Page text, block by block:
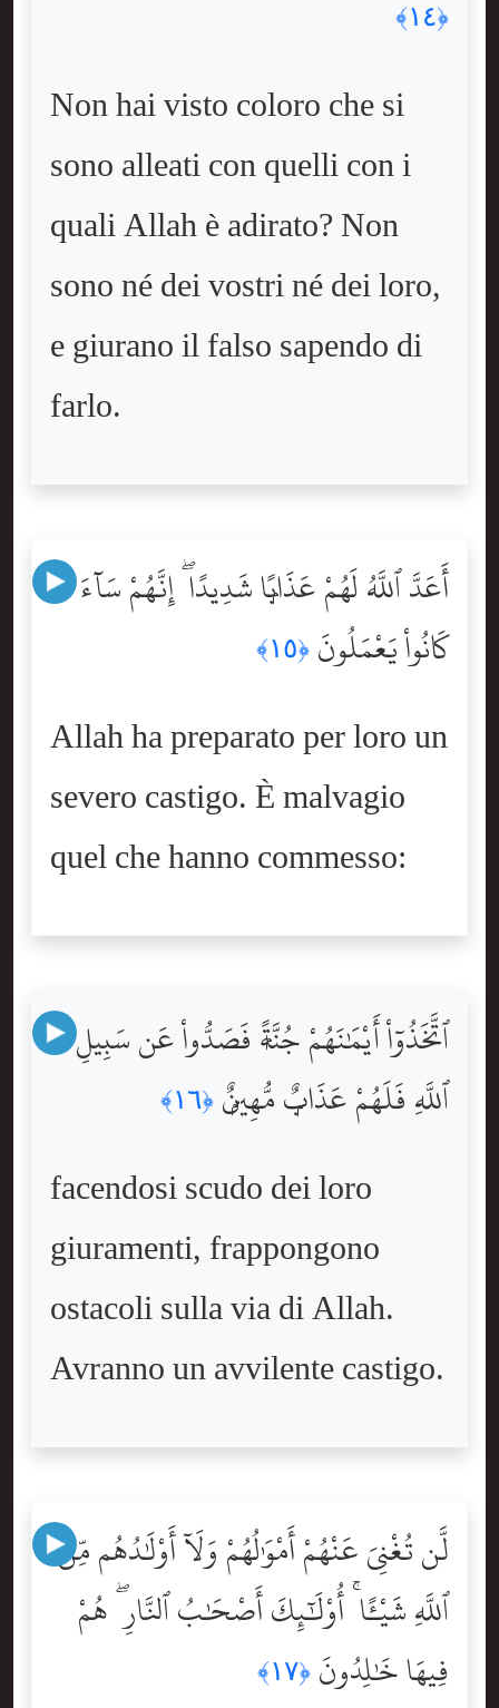
﴿١٤﴾
Non hai visto coloro che si
sono alleati con quelli con i
quali Allah è adirato? Non
sono né dei vostri né dei loro,
e giurano il falso sapendo di
farlo.
أَعَدَّ ٱللَّهُ لَهُمْ عَذَابًۭا شَدِيدًا ۖ إِنَّهُمْ سَآءَ مَا
كَانُواْ يَعْمَلُونَ ﴿١٥﴾
Allah ha preparato per loro un
severo castigo. È malvagio
quel che hanno commesso:
ٱتَّخَذُوٓاْ أَيْمَٰنَهُمْ جُنَّةًۭ فَصَدُّواْ عَن سَبِيلِ
ٱللَّهِ فَلَهُمْ عَذَابٌۭ مُّهِينٌۭ ﴿١٦﴾
facendosi scudo dei loro
giuramenti, frappongono
ostacoli sulla via di Allah.
Avranno un avvilente castigo.
لَّن تُغْنِىَ عَنْهُمْ أَمْوَٰلُهُمْ وَلَآ أَوْلَٰدُهُم مِّنَ
ٱللَّهِ شَيْـًٔا ۚ أُوْلَٰٓئِكَ أَصْحَٰبُ ٱلنَّارِ ۖ هُمْ
فِيهَا خَٰلِدُونَ ﴿١٧﴾